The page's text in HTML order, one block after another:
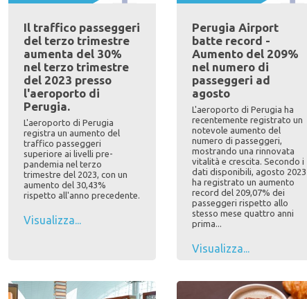
Il traffico passeggeri
del terzo trimestre
aumenta del 30%
nel terzo trimestre
del 2023 presso
l'aeroporto di
Perugia.
L'aeroporto di Perugia
registra un aumento del
traffico passeggeri
superiore ai livelli pre-
pandemia nel terzo
trimestre del 2023, con un
aumento del 30,43%
rispetto all'anno precedente.
Visualizza...
Perugia Airport
batte record -
Aumento del 209%
nel numero di
passeggeri ad
agosto
L'aeroporto di Perugia ha
recentemente registrato un
notevole aumento del
numero di passeggeri,
mostrando una rinnovata
vitalità e crescita. Secondo i
dati disponibili, agosto 2023
ha registrato un aumento
record del 209,07% dei
passeggeri rispetto allo
stesso mese quattro anni
prima...
Visualizza...